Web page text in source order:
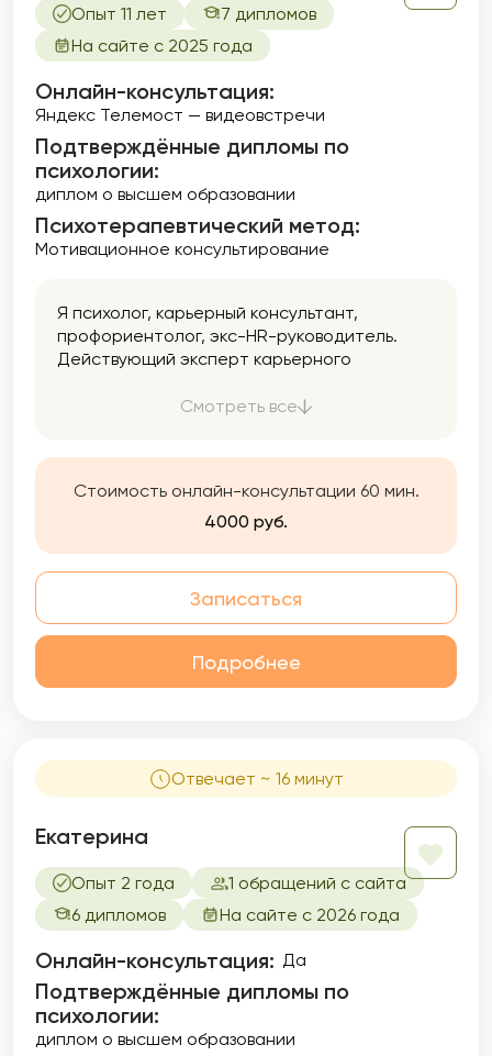
Опыт 11 лет
7 дипломов
На сайте с 2025 года
Онлайн-консультация:
Яндекс Телемост — видеовстречи
Подтверждённые дипломы по
психологии:
диплом о высшем образовании
Психотерапевтический метод:
Мотивационное консультирование
Я психолог, карьерный консультант,
профориентолог, экс-HR-руководитель.
Действующий эксперт карьерного
с темами, на которых “собаку съела”, т.е.
самозванца, гиперответственность, низкая
самооценка, страх ошибок или перемен,
потеря мотивации, личные и
профессиональные кризисы и т.д.
Смотреть все
Стоимость онлайн-консультации 60 мин.
4000 руб.
Записаться
Подробнее
Отвечает ~ 16 минут
Екатерина
Опыт 2 года
1 обращений с сайта
6 дипломов
На сайте с 2026 года
Онлайн-консультация: Да
Подтверждённые дипломы по
психологии:
диплом о высшем образовании